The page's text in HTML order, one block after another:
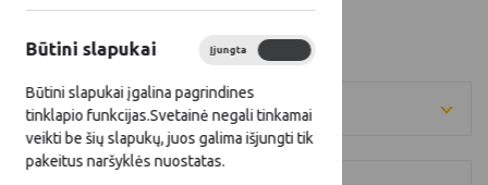
Būtini slapukai Įjungta
Būtini slapukai įgalina pagrindines
tinklapio funkcijas.Svetainė negali tinkamai
veikti be šių slapukų, juos galima išjungti tik
pakeitus naršyklės nuostatas.
Metai